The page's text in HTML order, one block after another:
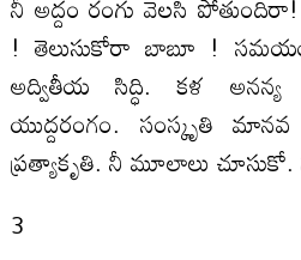
! తెలుసుకోరా బాబూ !
అద్వితీయ సిద్ధి. కళ
యుద్దరంగం. సంస్కృతి
ప్రత్యాకృతి. నీ మూలాలు
3